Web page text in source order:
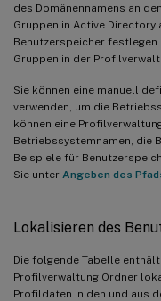
des Domänennamens an
Gruppen in Active Directory
Benutzerspeicher
Gruppen in der
Sie können eine manuell
verwenden, um die
können eine
Betriebssystemnamen, die
Beispiele für
Sie unter Angeben des
Lokalisieren des
Die folgende Tabelle
Profilverwaltung Ordner
Profildaten in den und aus